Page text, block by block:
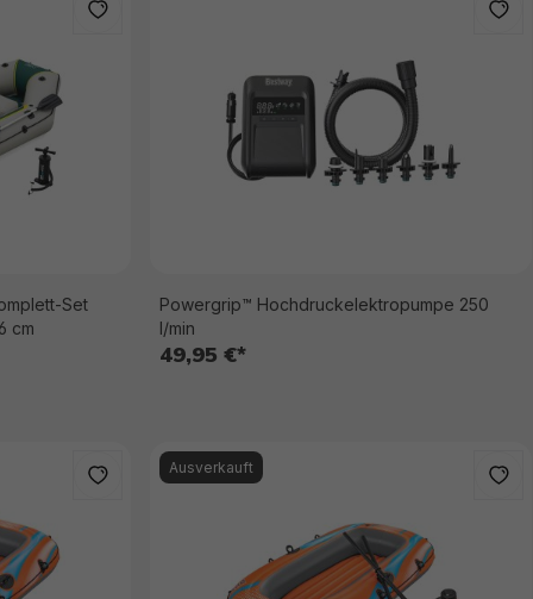
Set
cm
Powergrip™ Hochdruckelektropumpe 250
l/min
49,95 €*
Ausverkauft